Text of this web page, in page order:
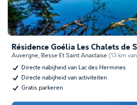
Résidence Goélia Les Chalets de
Auvergne, Besse Et Saint Anastaise (13 km
Directe nabijheid van Lac des Hermines
Directe nabijheid van activiteiten
Gratis parkeren